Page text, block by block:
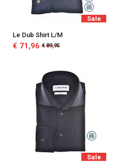
Sale
Le Dub Shirt L/M
€ 71,96 € 89,95
Sale